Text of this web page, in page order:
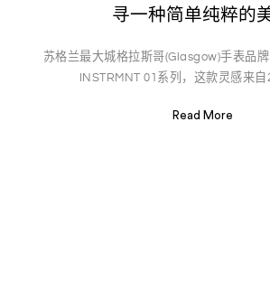
寻一种简单纯粹的
苏格兰最大城格拉斯哥(Glasgow)手表品
INSTRMNT 01系列，这款灵感来
Read More